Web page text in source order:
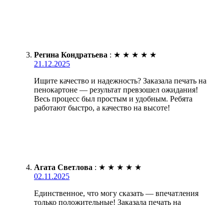
Регина Кондратьева : ★ ★ ★ ★ ★
21.12.2025
Ищите качество и надежность? Заказала печать на
пенокартоне — результат превзошел ожидания!
Весь процесс был простым и удобным. Ребята
работают быстро, а качество на высоте!
Агата Светлова : ★ ★ ★ ★ ★
02.11.2025
Единственное, что могу сказать — впечатления
только положительные! Заказала печать на